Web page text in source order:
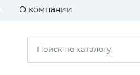
О компании